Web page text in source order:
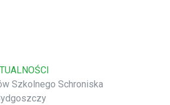
Szkolnego Schroniska